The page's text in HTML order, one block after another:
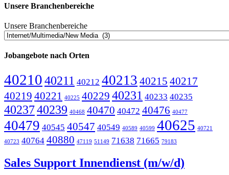
Unsere Branchenbereiche
Unsere Branchenbereiche
Jobangebote nach Orten
4021040211 40212 40213 40215 40217
40219 40221 40225 40229 40231 40233 40235
4023740239 40468 40470 40472 40476 40477
40479 40545 40547 40549 40589 40599 40625 40721
40723 40764 40880 47119 51149 71638 71665 79183
Sales Support Innendienst (m/w/d)